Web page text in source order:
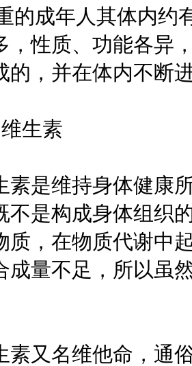
的成年人其体内约
，性质、功能各异
的，并在体内不断
生素
维持身体健康所
不是构成身体组织
质，在物质代谢中
成量不足，所以虽
名维他命，通俗